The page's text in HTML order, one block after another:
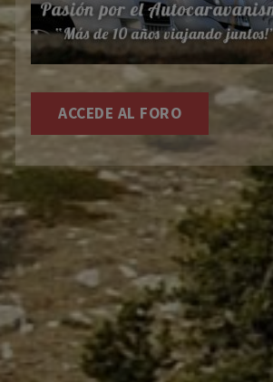
ACCEDE AL FORO